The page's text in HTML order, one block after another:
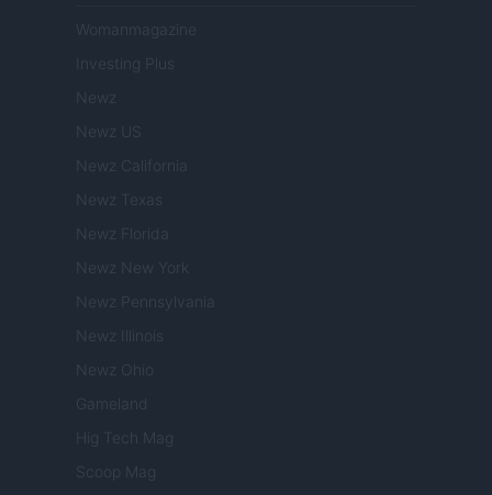
Womanmagazine
Investing Plus
Newz
Newz US
Newz California
Newz Texas
Newz Florida
Newz New York
Newz Pennsylvania
Newz Illinois
Newz Ohio
Gameland
Hig Tech Mag
Scoop Mag